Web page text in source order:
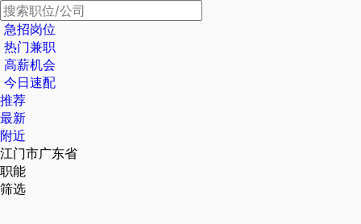
急招岗位
热门兼职
高薪机会
今日速配
推荐
最新
附近
江门市广东省
职能
筛选